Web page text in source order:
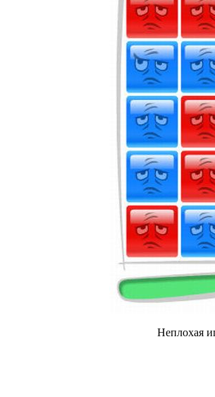
Неплохая